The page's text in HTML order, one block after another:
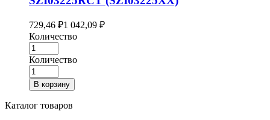
729,46 ₽1 042,09 ₽
Количество
Количество
В корзину
Каталог товаров